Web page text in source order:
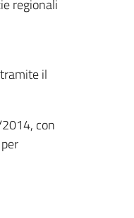
regionali
il
con